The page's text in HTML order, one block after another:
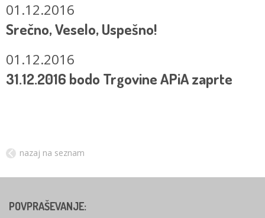
01.12.2016
Srečno, Veselo, Uspešno!
01.12.2016
31.12.2016 bodo Trgovine APiA zaprte
nazaj na seznam
POVPRAŠEVANJE: